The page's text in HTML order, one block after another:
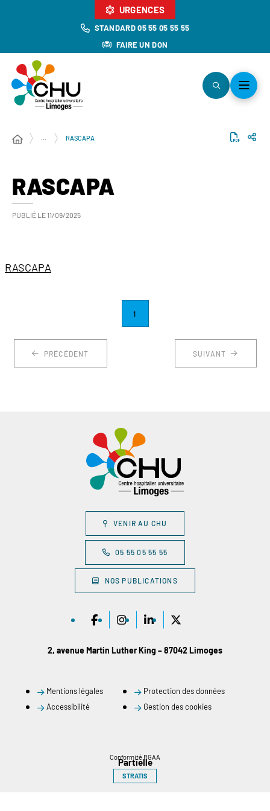
STANDARD 05 55 05 55 55
FAIRE UN DON
URGENCES
… RASCAPA
RASCAPA
PUBLIÉ LE 11/09/2025
RASCAPA
PRÉCÉDENT
1
SUIVANT
VENIR AU CHU
05 55 05 55 55
NOS PUBLICATIONS
2, avenue Martin Luther King – 87042 Limoges
Mentions légales
Protection des données
Accessibilité
Gestion des cookies
Conformité RGAA
Partielle
STRATIS